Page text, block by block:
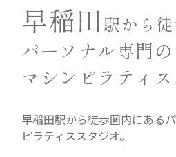
早稲田駅から
パーソナル専門の
マシンピラティ
早稲田駅から徒歩圏内にある
ピラティススタジオ。